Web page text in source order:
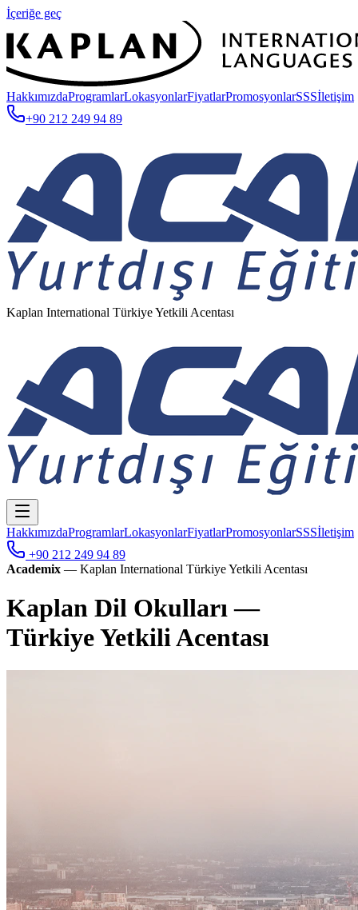
İçeriğe geç
HakkımızdaProgramlarLokasyonlarFiyatlarPromosyonlarSSSİletişim
+90 212 249 94 89
Kaplan International Türkiye Yetkili Acentası
HakkımızdaProgramlarLokasyonlarFiyatlarPromosyonlarSSSİletişim
+90 212 249 94 89
Academix — Kaplan International Türkiye Yetkili Acentası
Kaplan Dil Okulları —
Türkiye Yetkili Acentası